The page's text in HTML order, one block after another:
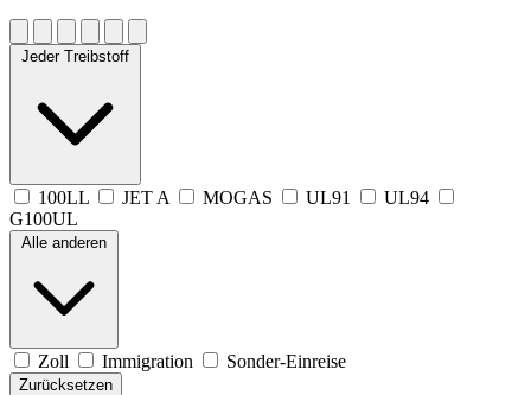
Jeder Treibstoff
100LL JET A MOGAS UL91
UL94
G100UL
Alle anderen
Zoll Immigration Sonder-Einreise
Zurücksetzen